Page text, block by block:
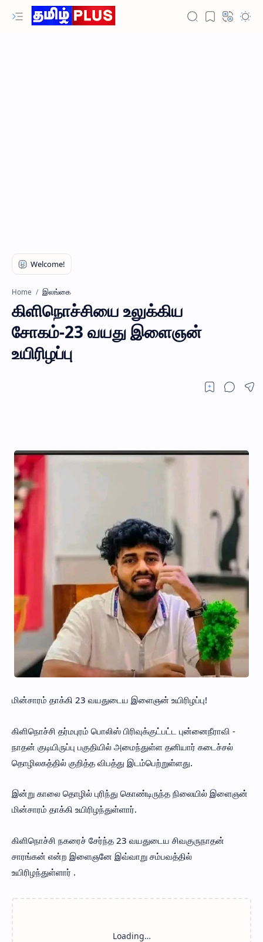
Home இலங்கை
கிளிநொச்சியை உலுக்கிய
சோகம்-23 வயது இளைஞன்
உயிரிழப்பு
மின்சாரம் தாக்கி 23 வயதுடைய இளைஞன் உயிரிழப்பு!
கிளிநொச்சி தர்மபுரம் பொலிஸ் பிரிவுக்குட்பட்ட புன்னைநீராவி -
நாதன் குடியிருப்பு பகுதியில் அமைந்துள்ள தனியார் கடைச்சல்
தொழிலகத்தில் குறித்த விபத்து இடம்பெற்றுள்ளது.
இன்று காலை தொழில் புரிந்து கொண்டிருந்த நிலையில் இளைஞன்
மின்சாரம் தாக்கி உயிரிழந்துள்ளார்.
கிளிநொச்சி நகரைச் சேர்ந்த 23 வயதுடைய சிவகுருநாதன்
சாரங்கன் என்ற இளைஞனே இவ்வாறு சம்பவத்தில்
உயிரிழந்துள்ளார் .